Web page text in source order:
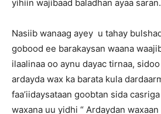
yihiin wajibaad baladhan ayaa saran.
Nasiib wanaag ayey u tahay
gobood ee barakaysan waana
ilaalinaa oo aynu dayac tirnaa,
ardayda wax ka barata kula
faa’iidaysataan goobtan sida
waxana uu yidhi “ Ardaydan